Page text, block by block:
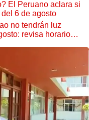
El Peruano aclara si
6 de agosto
no tendrán luz
revisa horarios y